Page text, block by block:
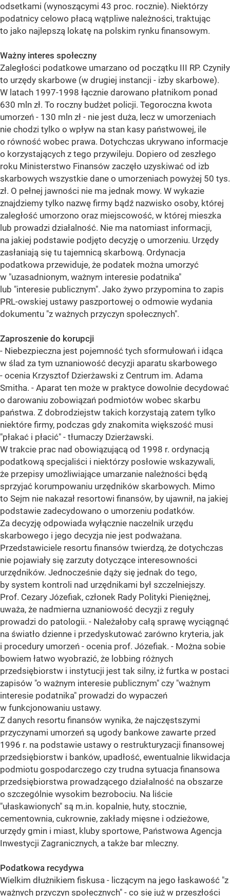
odsetkami (wynoszącymi 43 proc. rocznie). Niektórzy
podatnicy celowo płacą wątpliwe należności, traktując
to jako najlepszą lokatę na polskim rynku finansowym.
Ważny interes społeczny
Zaległości podatkowe umarzano od początku III RP. Czyniły
to urzędy skarbowe (w drugiej instancji - izby skarbowe).
W latach 1997-1998 łącznie darowano płatnikom ponad
630 mln zł. To roczny budżet policji. Tegoroczna kwota
umorzeń - 130 mln zł - nie jest duża, lecz w umorzeniach
nie chodzi tylko o wpływ na stan kasy państwowej, ile
o równość wobec prawa. Dotychczas ukrywano informacje
o korzystających z tego przywileju. Dopiero od zeszłego
roku Ministerstwo Finansów zaczęło uzyskiwać od izb
skarbowych wszystkie dane o umorzeniach powyżej 50 tys.
zł. O pełnej jawności nie ma jednak mowy. W wykazie
znajdziemy tylko nazwę firmy bądź nazwisko osoby, której
zaległość umorzono oraz miejscowość, w której mieszka
lub prowadzi działalność. Nie ma natomiast informacji,
na jakiej podstawie podjęto decyzję o umorzeniu. Urzędy
zasłaniają się tu tajemnicą skarbową. Ordynacja
podatkowa przewiduje, że podatek można umorzyć
w "uzasadnionym, ważnym interesie podatnika"
lub "interesie publicznym". Jako żywo przypomina to zapis
PRL-owskiej ustawy paszportowej o odmowie wydania
dokumentu "z ważnych przyczyn społecznych".
Zaproszenie do korupcji
- Niebezpieczna jest pojemność tych sformułowań i idąca
w ślad za tym uznaniowość decyzji aparatu skarbowego
- ocenia Krzysztof Dzierżawski z Centrum im. Adama
Smitha. - Aparat ten może w praktyce dowolnie decydować
o darowaniu zobowiązań podmiotów wobec skarbu
państwa. Z dobrodziejstw takich korzystają zatem tylko
niektóre firmy, podczas gdy znakomita większość musi
"płakać i płacić" - tłumaczy Dzierżawski.
W trakcie prac nad obowiązującą od 1998 r. ordynacją
podatkową specjaliści i niektórzy posłowie wskazywali,
że przepisy umożliwiające umarzanie należności będą
sprzyjać korumpowaniu urzędników skarbowych. Mimo
to Sejm nie nakazał resortowi finansów, by ujawnił, na jakiej
podstawie zadecydowano o umorzeniu podatków.
Za decyzję odpowiada wyłącznie naczelnik urzędu
skarbowego i jego decyzja nie jest podważana.
Przedstawiciele resortu finansów twierdzą, że dotychczas
nie pojawiały się zarzuty dotyczące interesowności
urzędników. Jednocześnie dąży się jednak do tego,
by system kontroli nad urzędnikami był szczelniejszy.
Prof. Cezary Józefiak, członek Rady Polityki Pieniężnej,
uważa, że nadmierna uznaniowość decyzji z reguły
prowadzi do patologii. - Należałoby całą sprawę wyciągnąć
na światło dzienne i przedyskutować zarówno kryteria, jak
i procedury umorzeń - ocenia prof. Józefiak. - Można sobie
bowiem łatwo wyobrazić, że lobbing różnych
przedsiębiorstw i instytucji jest tak silny, iż furtka w postaci
zapisów "o ważnym interesie publicznym" czy "ważnym
interesie podatnika" prowadzi do wypaczeń
w funkcjonowaniu ustawy.
Z danych resortu finansów wynika, że najczęstszymi
przyczynami umorzeń są ugody bankowe zawarte przed
1996 r. na podstawie ustawy o restrukturyzacji finansowej
przedsiębiorstw i banków, upadłość, ewentualnie likwidacja
podmiotu gospodarczego czy trudna sytuacja finansowa
przedsiębiorstwa prowadzącego działalność na obszarze
o szczególnie wysokim bezrobociu. Na liście
"ułaskawionych" są m.in. kopalnie, huty, stocznie,
cementownia, cukrownie, zakłady mięsne i odzieżowe,
urzędy gmin i miast, kluby sportowe, Państwowa Agencja
Inwestycji Zagranicznych, a także bar mleczny.
Podatkowa recydywa
Wielkim dłużnikiem fiskusa - liczącym na jego łaskawość "z
ważnych przyczyn społecznych" - co się już w przeszłości